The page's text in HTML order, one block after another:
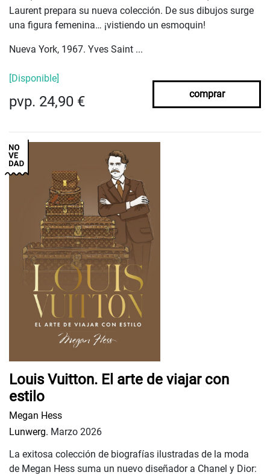
Laurent prepara su nueva colección. De sus dibujos surge
una figura femenina… ¡vistiendo un esmoquin!
Nueva York, 1967. Yves Saint ...
[Disponible]
pvp. 24,90 € comprar
Louis Vuitton. El arte de viajar con
estilo
Megan Hess
Lunwerg. Marzo 2026
La exitosa colección de biografías ilustradas de la moda
de Megan Hess suma un nuevo diseñador a Chanel y Dior: